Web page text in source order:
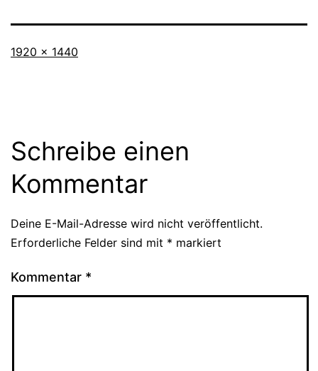
Originalgröße
1920 × 1440
Schreibe einen
Kommentar
Deine E-Mail-Adresse wird nicht veröffentlicht.
Erforderliche Felder sind mit * markiert
Kommentar *